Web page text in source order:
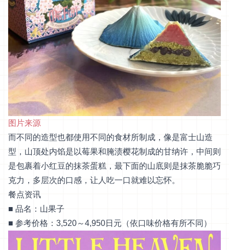
图片来源
而不同的造型也都使用不同的食材所制成，像是富士山造
型，山顶处内馅是以莓果和腌渍樱花制成的甘纳许，中间则
是包裹着小红豆的抹茶蛋糕，最下面的山底则是抹茶脆脆巧
克力，多层次的口感，让人吃一口就难以忘怀。
餐点资讯
■ 品名：山果子
■ 参考价格：3,520～4,950日元（依口味价格有所不同）